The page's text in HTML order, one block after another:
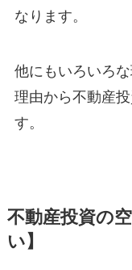
なります。
他にもいろいろ
理由から不動産
す。
不動産投資の
い】